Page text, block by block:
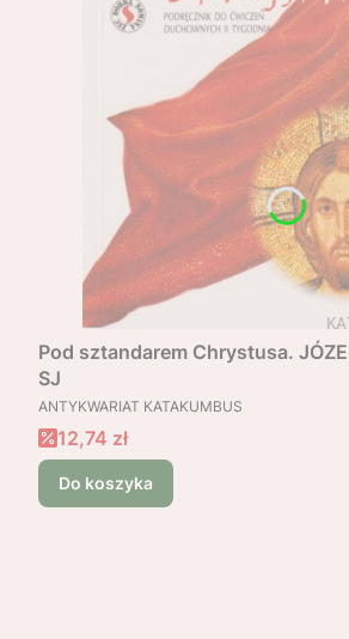
Pod sztandarem Chrystusa.
SJ
PRODUCENT
ANTYKWARIAT KATAKUMBUS
Cena promocyjna
12,74 zł
Do koszyka